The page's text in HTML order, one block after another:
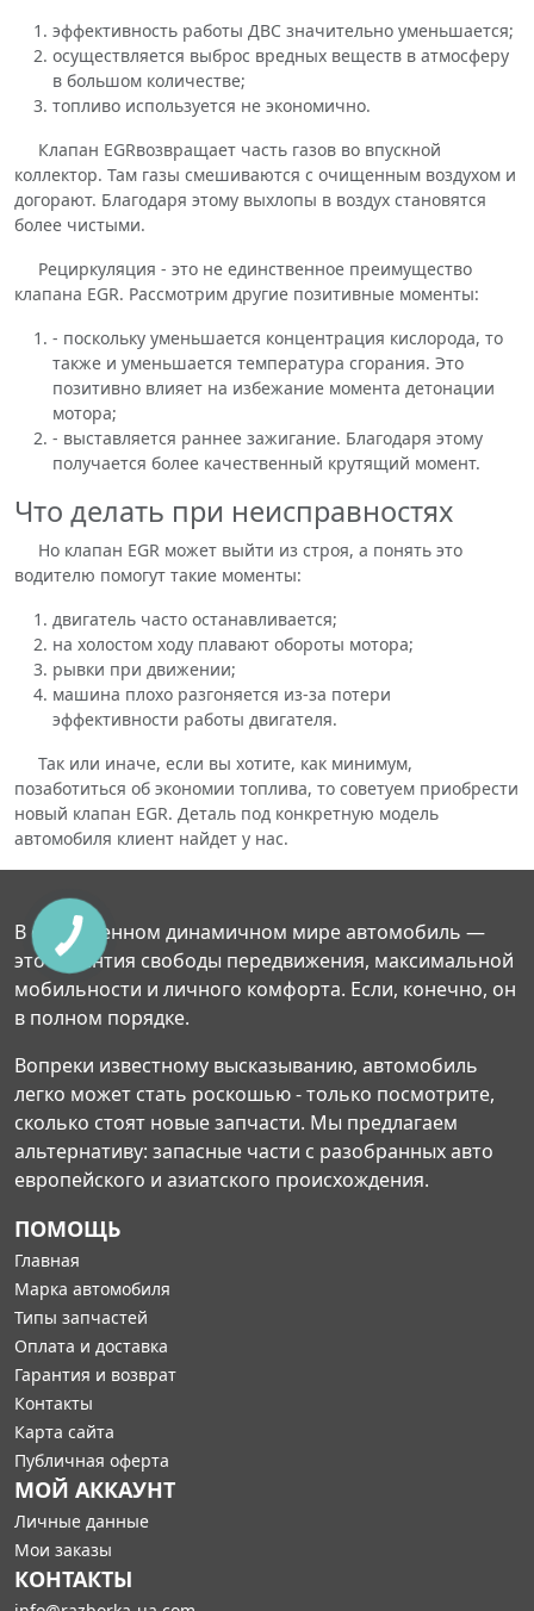
эффективность работы ДВС значительно уменьшается;
осуществляется выброс вредных веществ в атмосферу
в большом количестве;
топливо используется не экономично.
Клапан EGRвозвращает часть газов во впускной
коллектор. Там газы смешиваются с очищенным воздухом и
догорают. Благодаря этому выхлопы в воздух становятся
более чистыми.
Рециркуляция - это не единственное преимущество
клапана EGR. Рассмотрим другие позитивные моменты:
- поскольку уменьшается концентрация кислорода, то
также и уменьшается температура сгорания. Это
позитивно влияет на избежание момента детонации
мотора;
- выставляется раннее зажигание. Благодаря этому
получается более качественный крутящий момент.
Что делать при неисправностях
Но клапан EGR может выйти из строя, а понять это
водителю помогут такие моменты:
двигатель часто останавливается;
на холостом ходу плавают обороты мотора;
рывки при движении;
машина плохо разгоняется из-за потери
эффективности работы двигателя.
Так или иначе, если вы хотите, как минимум,
позаботиться об экономии топлива, то советуем приобрести
новый клапан EGR. Деталь под конкретную модель
автомобиля клиент найдет у нас.
В современном динамичном мире автомобиль —
это гарантия свободы передвижения, максимальной
мобильности и личного комфорта. Если, конечно, он
в полном порядке.
Вопреки известному высказыванию, автомобиль
легко может стать роскошью - только посмотрите,
сколько стоят новые запчасти. Мы предлагаем
альтернативу: запасные части с разобранных авто
европейского и азиатского происхождения.
ПОМОЩЬ
Главная
Марка автомобиля
Типы запчастей
Оплата и доставка
Гарантия и возврат
Контакты
Карта сайта
Публичная оферта
МОЙ АККАУНТ
Личные данные
Мои заказы
КОНТАКТЫ